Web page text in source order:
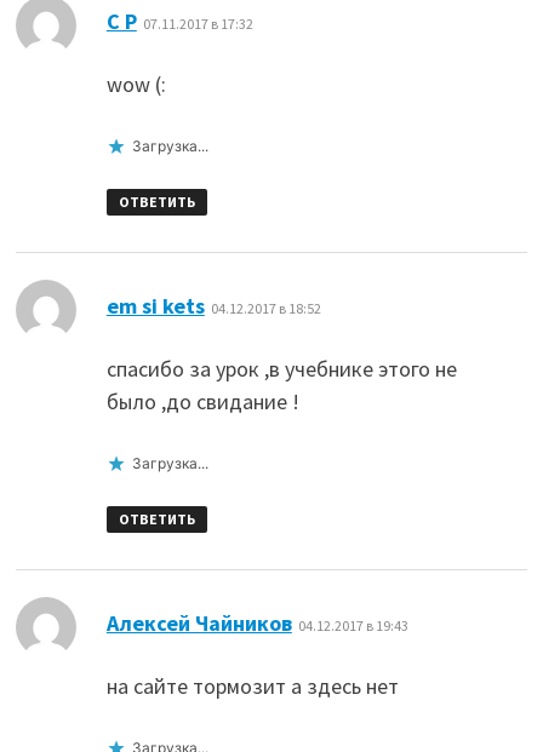
C P: 07.11.2017 в 17:32
wow (:
Загрузка...
ОТВЕТИТЬ
em si kets: 04.12.2017 в 18:52
спасибо за урок ,в учебнике этого не
было ,до свидание !
Загрузка...
ОТВЕТИТЬ
Алексей Чайников: 04.12.2017 в 19:43
на сайте тормозит а здесь нет
Загрузка...